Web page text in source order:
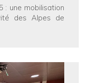
: une mobilisation
des Alpes de